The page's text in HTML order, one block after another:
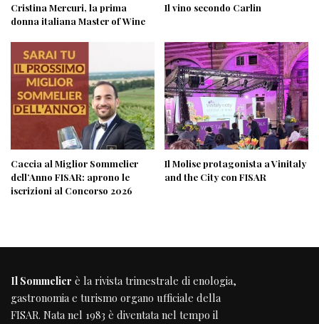
Cristina Mercuri, la prima
donna italiana Master of Wine
Il vino secondo Carlin
Caccia al Miglior Sommelier
dell’Anno FISAR: aprono le
iscrizioni al Concorso 2026
Il Molise protagonista a Vinitaly
and the City con FISAR
Il Sommelier è la rivista trimestrale di enologia,
gastronomia e turismo organo ufficiale della
FISAR. Nata nel 1983 è diventata nel tempo il